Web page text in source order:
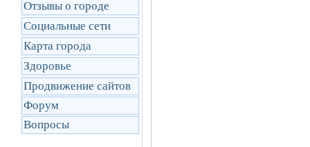
Отзывы о городе
Социальные сети
Карта города
Здоровье
Продвижение сайтов
Форум
Вопросы